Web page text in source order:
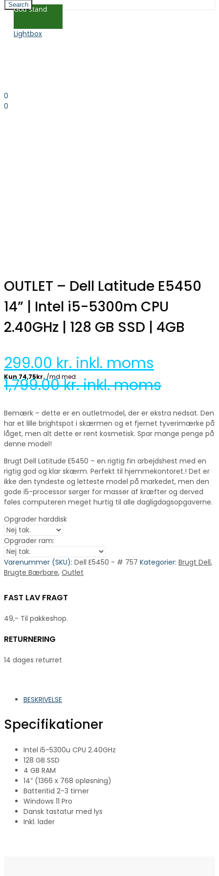
0
0
Search
God stand
Lightbox
OUTLET – Dell Latitude E5450
14” | Intel i5-5300m CPU
2.40GHz | 128 GB SSD | 4GB
299.00 kr. inkl. moms
1,799.00kr. inkl. moms
Bemærk – dette er en outletmodel, der er ekstra nedsat. Den
har et lille brightspot i skærmen og et fjernet tyverimærke på
låget, men alt dette er rent kosmetisk. Spar mange penge på
denne model!
Brugt Dell Latitude E5450 – en rigtig fin arbejdshest med en
rigtig god og klar skærm. Perfekt til hjemmekontoret.! Det er
ikke den tyndeste og letteste model på markedet, men den
gode i5-processor sørger for masser af kræfter og derved
føles computeren meget hurtig til alle dagligdagsopgaverne.
Opgrader harddisk
Opgrader ram:
Varenummer (SKU): Dell E5450 - # 757 Kategorier: Brugt Dell,
Brugte Bærbare, Outlet
FAST LAV FRAGT
49,- Til pakkeshop.
RETURNERING
14 dages returret
BESKRIVELSE
Specifikationer
Intel i5-5300u CPU 2.40GHz
128 GB SSD
4 GB RAM
14” (1366 x 768 opløsning)
Batteritid 2-3 timer
Windows 11 Pro
Dansk tastatur med lys
Inkl. lader